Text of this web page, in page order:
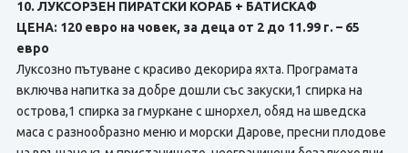
10. ЛУКСОРЗЕН ПИРАТСКИ КОРАБ + БАТИСКАФ
ЦЕНА: 120 евро на човек, за деца от 2 до 11.99 г. – 65
евро
Луксозно пътуване с красиво декорира яхта. Програмата
включва напитка за добре дошли със закуски,1 спирка на
острова,1 спирка за гмуркане с шнорхел, обяд на шведска
маса с разнообразно меню и морски Дарове, пресни плодове